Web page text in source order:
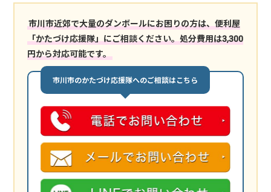
市川市近郊で大量のダンボールにお困りの方は、便利屋
「かたづけ応援隊」にご相談ください。処分費用は3,300
円から対応可能です。
市川市のかたづけ応援隊へのご相談はこちら